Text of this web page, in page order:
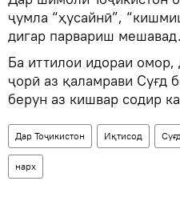
ҷумла “ҳусайнӣ”,
дигар парвариш мешавад.
Ба иттилои идораи
ҷорӣ аз қаламрави Суғд
берун аз кишвар содир
Дар Тоҷикистон Иқтисод Суғд
нарх